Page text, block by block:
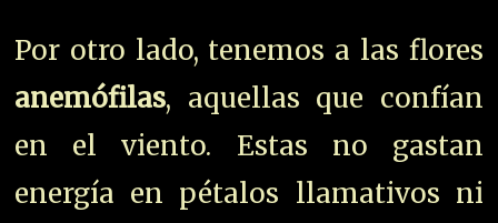
Por otro lado, tenemos a las flores
anemófilas, aquellas que confían
en el viento. Estas no gastan
energía en pétalos llamativos ni